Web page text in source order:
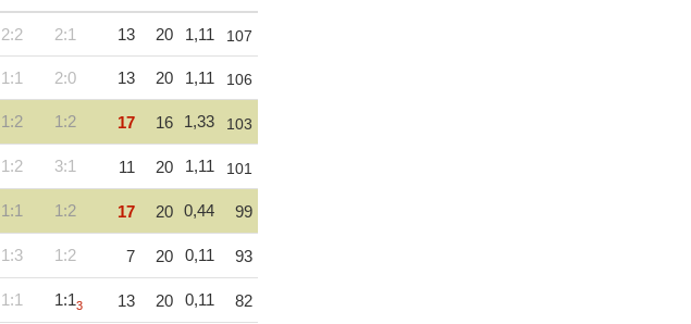
2:2 2:1 13 20 1,11 107
1:1 2:0 13 20 1,11 106
1:2 1:2 17 16 1,33 103
1:2 3:1 11 20 1,11 101
1:1 1:2 17 20 0,44 99
1:3 1:2 7 20 0,11 93
1:1 1:13 13 20 0,11 82